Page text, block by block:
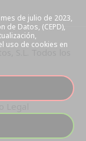
S.L. Todos los
de julio de 2023,
de Datos, (CEPD),
uso de cookies en